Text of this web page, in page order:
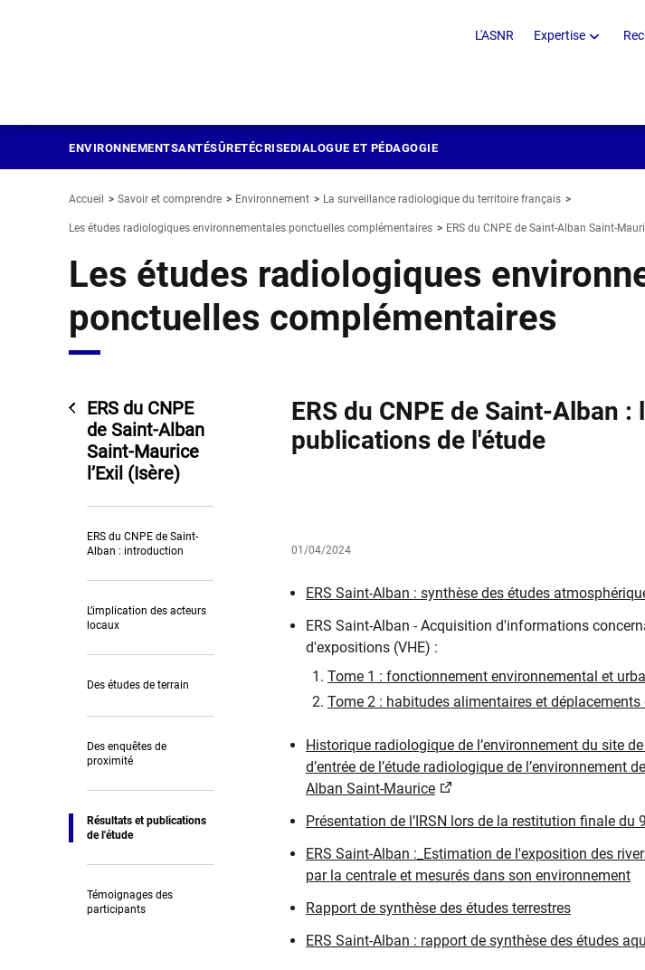
L'ASNR Expertise
ENVIRONNEMENTSANTÉSÛRETÉCRISEDIALOGUE ET PÉDAGOGIE
Accueil Savoir et comprendre Environnement La surveillance radiologique du territoire français
Les études radiologiques environnementales ponctuelles complémentaires ERS du CNPE de Saint-Alban Saint-
Les études radiologiques
ponctuelles complémentaires
ERS du CNPE
de Saint-Alban
Saint-Maurice
l’Exil (Isère)
ERS du CNPE de Saint-
Alban : introduction
L’implication des acteurs
locaux
Des études de terrain
Des enquêtes de
proximité
Résultats et publications
de l'étude
Témoignages des
participants
ERS du CNPE de Saint-Alban
publications de l'étude
01/04/2024
​ERS Saint-Alban : synthèse de​s études
​​​ERS Saint-Alban - Acquisition d'informations
d'expositions (VHE) :
Tome 1 : fonctionnement environnemental et
Tome 2 : habitudes alimentaires et déplacements
Historique radiologique de l’environnement du site
d’entrée de l’étude radiologique de l’environnement
Alban Saint-Maurice
Présentation de l’IRSN lors de la restitution finale du
ERS Saint-Alban :_​Estimation de l'exp​osition des
par la centrale et mesurés dans son environnement
Rapport de synthèse des études terrestres
ERS Saint-Alban : rapport de synthèse des études